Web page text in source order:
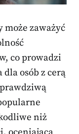
może zaważyć
co prowadzi
osób z cerą
niż